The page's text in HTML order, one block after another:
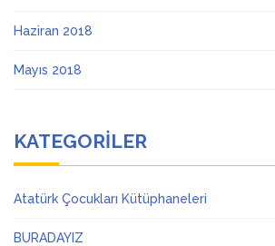
Haziran 2018
Mayıs 2018
KATEGORILER
Atatürk Çocukları Kütüphaneleri
BURADAYIZ